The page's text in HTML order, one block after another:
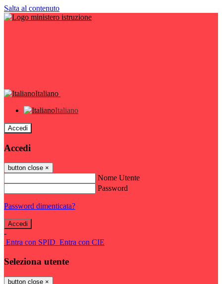
Salta al contenuto
Italiano
Italiano
Accedi
Accedi
button close ×
Nome Utente
Password
Password dimenticata?
-
Entra con SPID Entra con CIE
Seleziona utente
button close ×